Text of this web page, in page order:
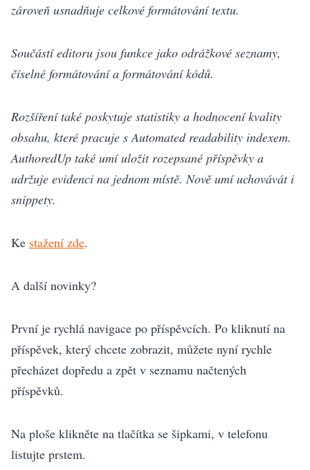
zároveň usnadňuje celkové formátování textu.
Součástí editoru jsou funkce jako odrážkové seznamy,
číselné formátování a formátování kódů.
Rozšíření také poskytuje statistiky a hodnocení kvality
obsahu, které pracuje s Automated readability indexem.
AuthoredUp také umí uložit rozepsané příspěvky a
udržuje evidenci na jednom místě. Nově umí uchovávát i
snippety.
Ke stažení zde.
A další novinky?
První je rychlá navigace po příspěvcích. Po kliknutí na
příspěvek, který chcete zobrazit, můžete nyní rychle
přecházet dopředu a zpět v seznamu načtených
příspěvků.
Na ploše klikněte na tlačítka se šipkami, v telefonu
listujte prstem.